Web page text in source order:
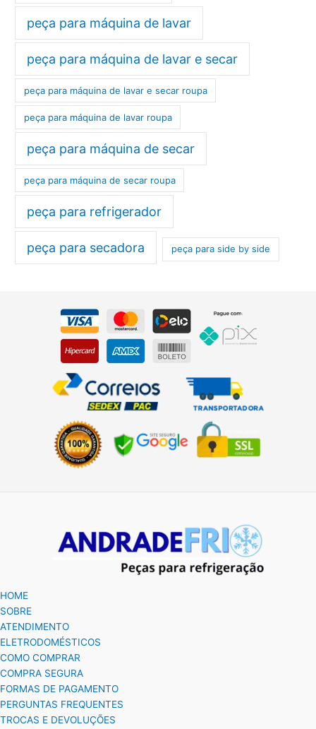
peça para máquina de lavar
peça para máquina de lavar e secar
peça para máquina de lavar e secar roupa
peça para máquina de lavar roupa
peça para máquina de secar
peça para máquina de secar roupa
peça para refrigerador
peça para secadora peça para side by side
HOME
SOBRE
ATENDIMENTO
ELETRODOMÉSTICOS
COMO COMPRAR
COMPRA SEGURA
FORMAS DE PAGAMENTO
PERGUNTAS FREQUENTES
TROCAS E DEVOLUÇÕES